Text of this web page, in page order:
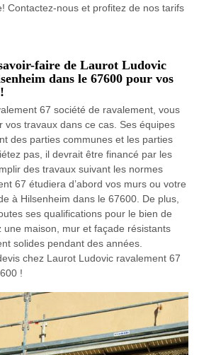
Contactez-nous et profitez de nos tarifs
faire de Laurot Ludovic
dans le 67600 pour vos
67 société de ravalement, vous
vos travaux dans ce cas. Ses équipes
des parties communes et les parties
pas, il devrait être financé par les
des travaux suivant les normes
67 étudiera d’abord vos murs ou votre
à Hilsenheim dans le 67600. De plus,
ses qualifications pour le bien de
maison, mur et façade résistants
solides pendant des années.
chez Laurot Ludovic ravalement 67
!